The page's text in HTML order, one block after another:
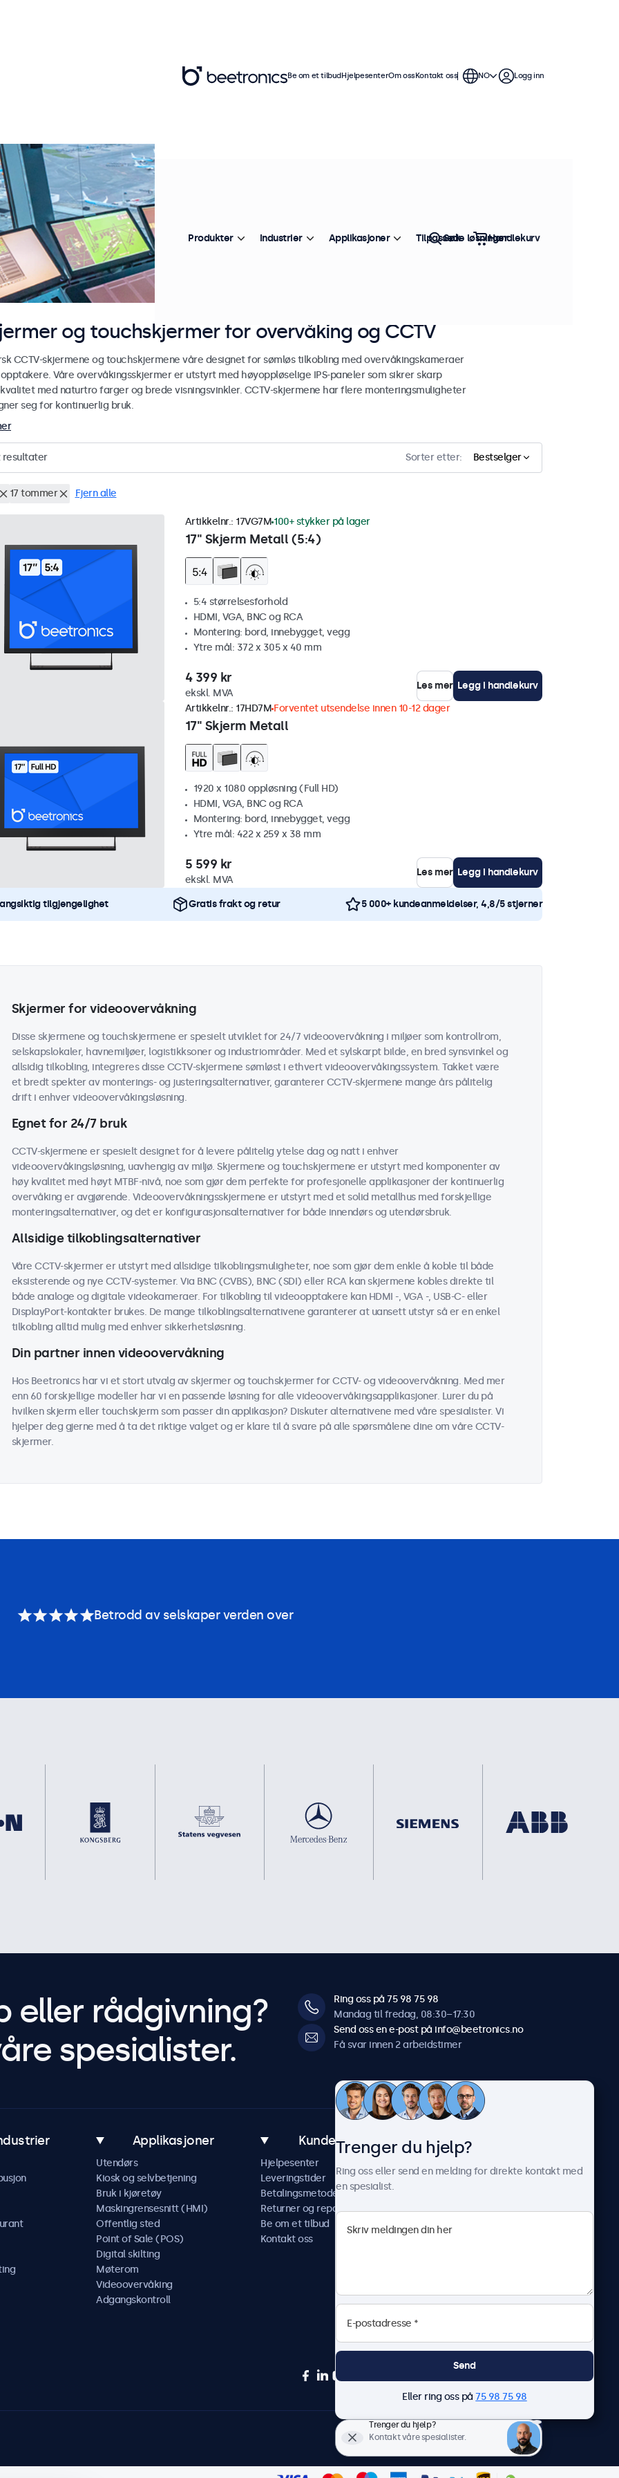
og touchskjermer for overvåking og CCTV
CCTV-skjermene og touchskjermene våre designet for sømløs tilkobling med overvåkingskameraer
Våre overvåkingsskjermer er utstyrt med høyoppløselige IPS-paneler som sikrer skarp
med naturtro farger og brede visningsvinkler. CCTV-skjermene har flere monteringsmuligheter
seg for kontinuerlig bruk.
resultater Sorter etter: Bestselger
17 tommer Fjern alle
17" Skjerm Metall (5:4)
Artikkelnr.: 17VG7M 100+ stykker på lager
5:4 størrelsesforhold
HDMI, VGA, BNC og RCA
Montering: bord, innebygget, vegg
Ytre mål: 372 x 305 x 40 mm
4 399 kr
ekskl. MVA
Les mer Legg i handlekurv
17" Skjerm Metall
Artikkelnr.: 17HD7M Forventet utsendelse innen 10-12 dager
1920 x 1080 oppløsning (Full HD)
HDMI, VGA, BNC og RCA
Montering: bord, innebygget, vegg
Ytre mål: 422 x 259 x 38 mm
5 599 kr
ekskl. MVA
Les mer Legg i handlekurv
tilgjengelighet Gratis frakt og retur 5 000+ kundeanmeldelser, 4,8/5 stjerner
Skjermer for videoovervåkning
Disse skjermene og touchskjermene er spesielt utviklet for 24/7 videoovervåkning i miljøer som kontrollrom,
selskapslokaler, havnemiljøer, logistikksoner og industriområder. Med et sylskarpt bilde, en bred synsvinkel og
allsidig tilkobling, integreres disse CCTV-skjermene sømløst i ethvert videoovervåkingssystem. Takket være
et bredt spekter av monterings- og justeringsalternativer, garanterer CCTV-skjermene mange års pålitelig
drift i enhver videoovervåkingsløsning.
Egnet for 24/7 bruk
CCTV-skjermene er spesielt designet for å levere pålitelig ytelse dag og natt i enhver
videoovervåkingsløsning, uavhengig av miljø. Skjermene og touchskjermene er utstyrt med komponenter av
høy kvalitet med høyt MTBF-nivå, noe som gjør dem perfekte for profesjonelle applikasjoner der kontinuerlig
overvåking er avgjørende. Videoovervåkningsskjermene er utstyrt med et solid metallhus med forskjellige
monteringsalternativer, og det er konfigurasjonsalternativer for både innendørs og utendørsbruk.
Allsidige tilkoblingsalternativer
Våre CCTV-skjermer er utstyrt med allsidige tilkoblingsmuligheter, noe som gjør dem enkle å koble til både
eksisterende og nye CCTV-systemer. Via BNC (CVBS), BNC (SDI) eller RCA kan skjermene kobles direkte til
både analoge og digitale videokameraer. For tilkobling til videoopptakere kan HDMI -, VGA -, USB-C- eller
DisplayPort-kontakter brukes. De mange tilkoblingsalternativene garanterer at uansett utstyr så er en enkel
tilkobling alltid mulig med enhver sikkerhetsløsning.
Din partner innen videoovervåkning
Hos Beetronics har vi et stort utvalg av skjermer og touchskjermer for CCTV- og videoovervåkning. Med mer
enn 60 forskjellige modeller har vi en passende løsning for alle videoovervåkingsapplikasjoner. Lurer du på
hvilken skjerm eller touchskjerm som passer din applikasjon? Diskuter alternativene med våre spesialister. Vi
hjelper deg gjerne med å ta det riktige valget og er klare til å svare på alle spørsmålene dine om våre CCTV-
skjermer.
Be om et tilbudHjelpesenterOm ossKontakt oss NO Logg inn
Produkter Industrier Applikasjoner Tilpassede løsninger
Søk Handlekurv
Betrodd av selskaper verden over
eller rådgivning?
spesialister.
Ring oss på 75 98 75 98
Mandag til fredag, 08:30–17:30
Send oss en e-post på info@beetronics.no
Få svar innen 2 arbeidstimer
Applikasjoner
Utendørs
Kiosk og selvbetjening
Bruk i kjøretøy
Maskingrensesnitt (HMI)
Offentlig sted
Point of Sale (POS)
Digital skilting
Møterom
Videoovervåking
Adgangskontroll
Kundeservice
Hjelpesenter
Leveringstider
Betalingsmetoder
Returner og reparer
Be om et tilbud
Kontakt oss
Om Beetronics
Nyheter & oppdateringer
Jobb med oss
Betingelser og vilkår
Norsk
Trenger du hjelp?
Ring oss eller send en melding for direkte kontakt med
en spesialist.
Send
Eller ring oss på75 98 75 98
Trenger du hjelp?
Kontakt våre spesialister.